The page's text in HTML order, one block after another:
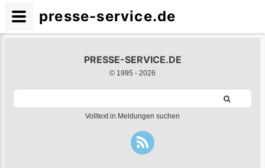
PRESSE-SERVICE.DE
© 1995 - 2026
Volltext in Meldungen suchen
presse-service.de